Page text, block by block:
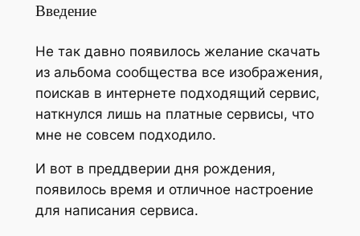
Введение
Не так давно появилось желание скачать
из альбома сообщества все изображения,
поискав в интернете подходящий сервис,
наткнулся лишь на платные сервисы, что
мне не совсем подходило.
И вот в преддверии дня рождения,
появилось время и отличное настроение
для написания сервиса.